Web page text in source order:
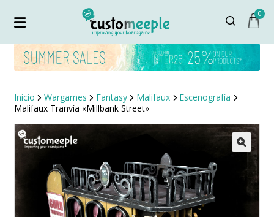
0
Inicio Wargames Fantasy Malifaux
Escenografía
Malifaux Tranvía «Millbank Street»